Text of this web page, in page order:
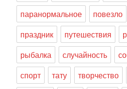
паранормальное
повезло
праздник
путешествия
рыбалка
случайность
спорт
тату творчество